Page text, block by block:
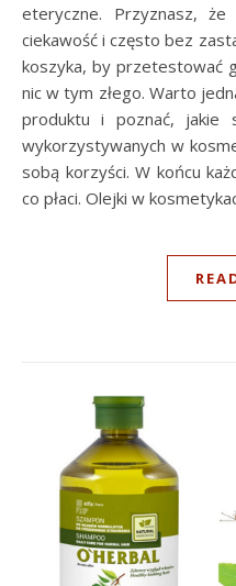
eteryczne. Przyznasz,
ciekawość i często bez
koszyka, by przetestować
nic w tym złego. Warto
produktu i poznać, jakie
wykorzystywanych w
sobą korzyści. W końcu
co płaci. Olejki w